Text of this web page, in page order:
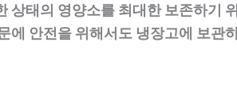
상태의 영양소를 최대한 보존하기
에 안전을 위해서도 냉장고에 보관